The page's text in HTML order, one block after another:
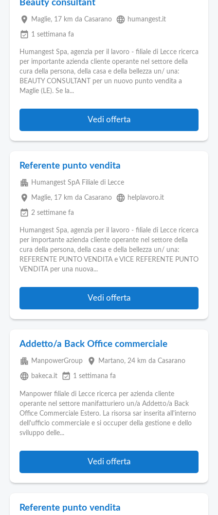
Beauty consultant
place Maglie, 17 km da Casarano language humangest.it
event_available 1 settimana fa
Humangest Spa, agenzia per il lavoro - filiale di Lecce ricerca
per importante azienda cliente operante nel settore della
cura della persona, della casa e della bellezza un/ una:
BEAUTY CONSULTANT per un nuovo punto vendita a
Maglie (LE). Se la...
Vedi offerta
Referente punto vendita
apartment Humangest SpA Filiale di Lecce
place Maglie, 17 km da Casarano language helplavoro.it
event_available 2 settimane fa
Humangest Spa, agenzia per il lavoro - filiale di Lecce ricerca
per importante azienda cliente operante nel settore della
cura della persona, della casa e della bellezza un/ una:
REFERENTE PUNTO VENDITA e VICE REFERENTE PUNTO
VENDITA per una nuova...
Vedi offerta
Addetto/a Back Office commerciale
apartment ManpowerGroup place Martano, 24 km da Casarano
language bakeca.it event_available 1 settimana fa
Manpower filiale di Lecce ricerca per azienda cliente
operante nel settore manifatturiero un/a Addetto/a Back
Office Commerciale Estero. La risorsa sar inserita all'interno
dell'ufficio commerciale e si occuper della gestione e dello
sviluppo delle...
Vedi offerta
Referente punto vendita